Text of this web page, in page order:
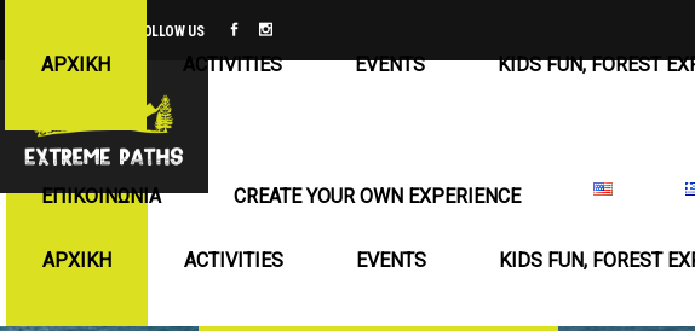
FOLLOW US
ΑΡΧΙΚΉ ACTIVITIES EVENTS KIDS FUN, FOREST
ΑΡΧΙΚΉ ACTIVITIES EVENTS KIDS FUN, FOREST
ΕΠΙΚΟΙΝΩΝΊΑ CREATE YOUR OWN EXPERIENCE